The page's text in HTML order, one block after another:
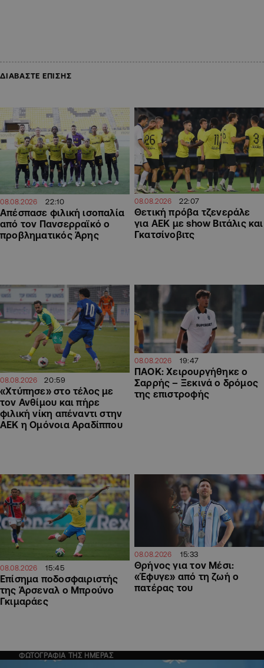
ΔΙΑΒΑΣΤΕ ΕΠΙΣΗΣ
08.08.2026 22:10
Απέσπασε φιλική ισοπαλία
από τον Πανσερραϊκό ο
προβληματικός Άρης
08.08.2026 22:07
Θετική πρόβα τζενεράλε
για ΑΕΚ με show Βιτάλις και
Γκατσίνοβιτς
08.08.2026 20:59
«Χτύπησε» στο τέλος με
τον Ανθίμου και πήρε
φιλική νίκη απέναντι στην
ΑΕΚ η Ομόνοια Αραδίππου
08.08.2026 19:47
ΠΑΟΚ: Χειρουργήθηκε ο
Σαρρής – Ξεκινά ο δρόμος
της επιστροφής
08.08.2026 15:45
Επίσημα ποδοσφαιριστής
της Άρσεναλ ο Μπρούνο
Γκιμαράες
08.08.2026 15:33
Θρήνος για τον Μέσι:
«Έφυγε» από τη ζωή ο
πατέρας του
ΦΩΤΟΓΡΑΦΙΑ ΤΗΣ ΗΜΕΡΑΣ